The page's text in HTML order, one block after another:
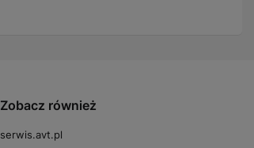
Zobacz również
serwis.avt.pl